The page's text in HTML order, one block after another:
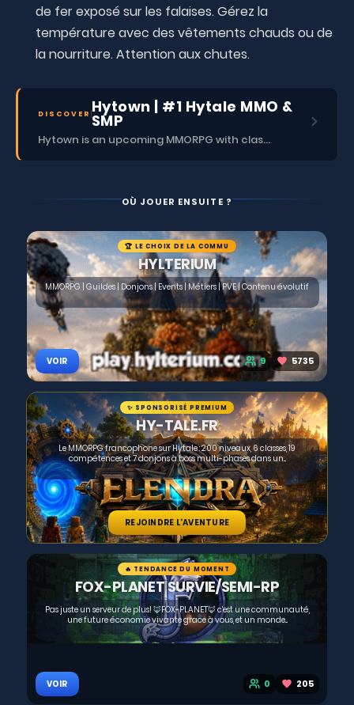
de fer exposé sur les falaises. Gérez la
température avec des vêtements chauds ou de
la nourriture. Attention aux chutes.
DISCOVER Hytown | #1 Hytale MMO &
SMP
Hytown is an upcoming MMORPG with classes, dungeons, skills, social content, and more.
OÙ JOUER ENSUITE ?
🏆 LE CHOIX DE LA COMMU
HYLTERIUM
MMORPG | Guildes | Donjons | Events | Métiers | PVE | Contenu évolutif
VOIR 9 5735
✨ SPONSORISÉ PREMIUM
HY-TALE.FR
Le MMORPG francophone sur Hytale : 200 niveaux, 6 classes, 19
compétences et 7 donjons à boss multi-phases dans un...
REJOINDRE L'AVENTURE
🔥 TENDANCE DU MOMENT
FOX-PLANET SURVIE/SEMI-RP
Pas juste un serveur de plus! 🦊FOX-PLANET🦊 c'est une communauté,
une future économie vivante grace à vous, et un monde...
VOIR 0 205